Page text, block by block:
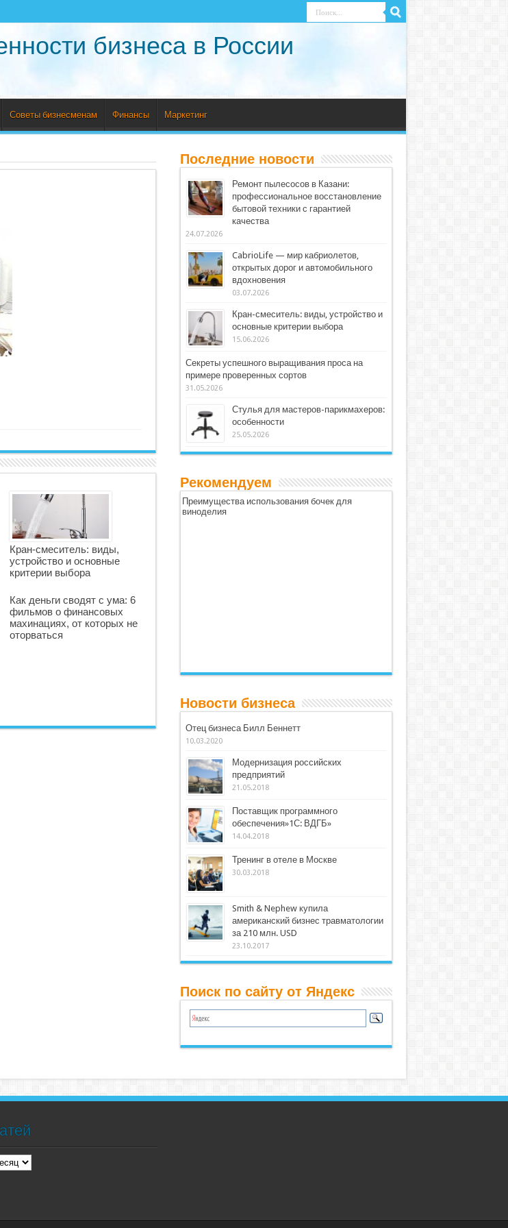
бизнеса в России
Советы бизнесменам Финансы Маркетинг
Кран-смеситель: виды,
устройство и основные
критерии выбора
Как деньги сводят с ума: 6
фильмов о финансовых
махинациях, от которых не
оторваться
Последние новости
Ремонт пылесосов в Казани:
профессиональное восстановление
бытовой техники с гарантией
качества
24.07.2026
CabrioLife — мир кабриолетов,
открытых дорог и автомобильного
вдохновения
03.07.2026
Кран-смеситель: виды, устройство и
основные критерии выбора
15.06.2026
Секреты успешного выращивания проса на
примере проверенных сортов
31.05.2026
Стулья для мастеров-парикмахеров:
особенности
25.05.2026
Рекомендуем
Преимущества использования бочек для
виноделия
Новости бизнеса
Отец бизнеса Билл Беннетт
10.03.2020
Модернизация российских
предприятий
21.05.2018
Поставщик программного
обеспечения»1С: ВДГБ»
14.04.2018
Тренинг в отеле в Москве
30.03.2018
Smith & Nephew купила
американский бизнес травматологии
за 210 млн. USD
23.10.2017
Поиск по сайту от Яндекс